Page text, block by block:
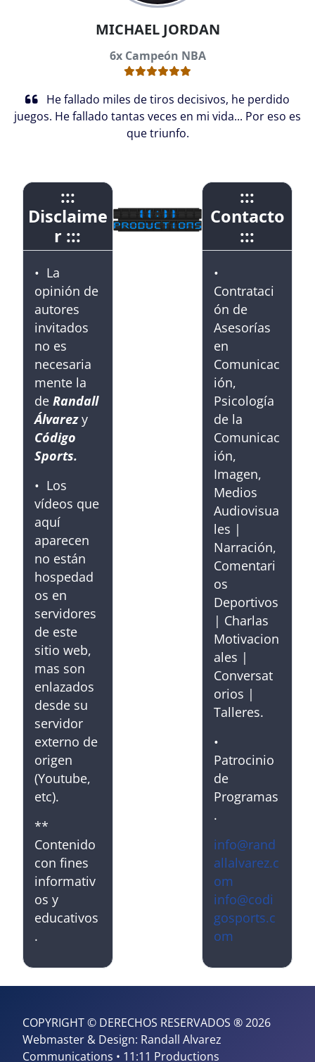
MICHAEL JORDAN
6x Campeón NBA
He fallado miles de tiros decisivos, he perdido
juegos. He fallado tantas veces en mi vida... Por eso es
que triunfo.
:::
Disclaime
r :::
• La
opinión de
autores
invitados
no es
necesaria
mente la
de Randall
Álvarezy
Código
Sports.
• Los
vídeos que
aquí
aparecen
no están
hospedad
os en
servidores
de este
sitio web,
mas son
enlazados
desde su
servidor
externo de
origen
(Youtube,
etc).
**
Contenido
con fines
informativ
os y
educativos
.
:::
Contacto
:::
•
Contrataci
ón de
Asesorías
en
Comunicac
ión,
Psicología
de la
Comunicac
ión,
Imagen,
Medios
Audiovisua
les |
Narración,
Comentari
os
Deportivos
| Charlas
Motivacion
ales |
Conversat
orios |
Talleres.
•
Patrocinio
de
Programas
.
info@rand
allalvarez.c
om
info@codi
gosports.c
om
COPYRIGHT © DERECHOS RESERVADOS ® 2026
Webmaster & Design: Randall Alvarez
Communications • 11:11 Productions